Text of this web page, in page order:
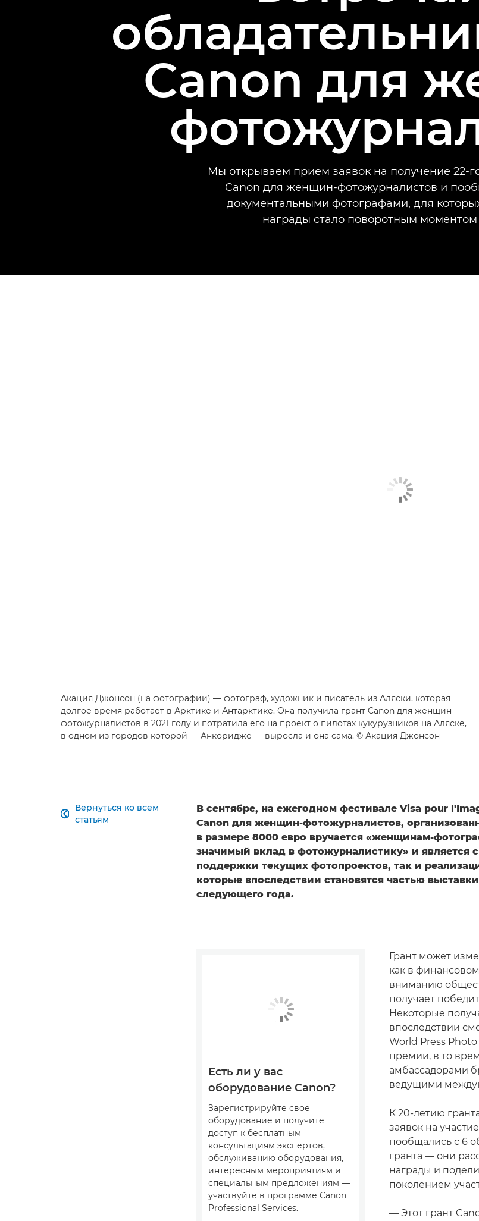
Canon для
Мы открываем прием заявок на получение 22-
Canon для женщин-фотожурналистов и
документальными фотографами, для
награды стало поворотным моментом
Акация Джонсон (на фотографии) — фотограф, художник и писатель из Аляски, которая
долгое время работает в Арктике и Антарктике. Она получила грант Canon для женщин-
фотожурналистов в 2021 году и потратила его на проект о пилотах кукурузников на Аляске,
в одном из городов которой — Анкоридже — выросла и она сама. © Акация Джонсон
Вернуться ко всем
статьям

В сентябре, на ежегодном фестивале Visa pour
Canon для женщин-фотожурналистов,
в размере 8000 евро вручается «женщинам-
значимый вклад в фотожурналистику» и является
поддержки текущих фотопроектов, так и
которые впоследствии становятся частью
следующего года.
Грант может
как в
вниманию
получает
Некоторые
впоследствии
World Press
премии, в то
амбассадорами
ведущими
К 20-летию
заявок на
пообщались с 6
гранта — они
награды и
поколением
— Этот грант
Есть ли у вас
оборудование Canon?
Зарегистрируйте свое
оборудование и получите
доступ к бесплатным
консультациям экспертов,
обслуживанию оборудования,
интересным мероприятиям и
специальным предложениям —
участвуйте в программе Canon
Professional Services.